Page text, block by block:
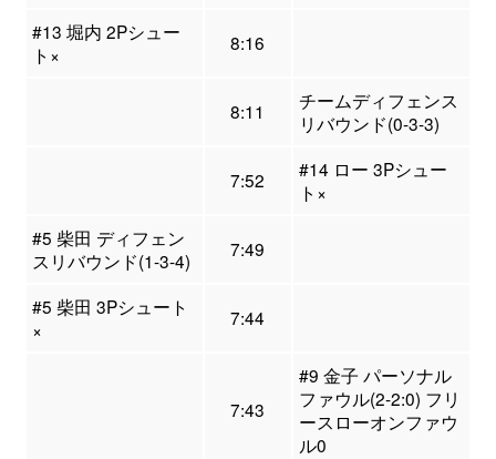
#13 堀内 2Pシュー
ト×
8:16
8:11
チームディフェンス
リバウンド(0-3-3)
7:52
#14 ロー 3Pシュー
ト×
#5 柴田 ディフェン
スリバウンド(1-3-4)
7:49
#5 柴田 3Pシュート
×
7:44
7:43
#9 金子 パーソナル
ファウル(2-2:0) フリ
ースローオンファウ
ル0